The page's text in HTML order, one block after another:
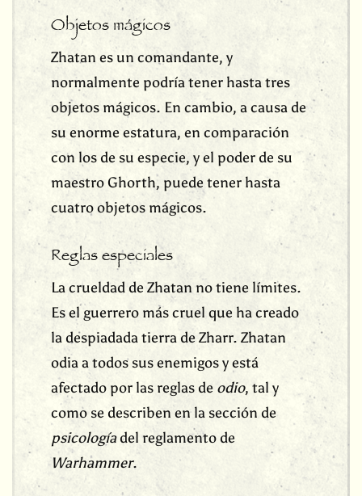
Objetos mágicos
Zhatan es un comandante, y
normalmente podría tener hasta tres
objetos mágicos. En cambio, a causa de
su enorme estatura, en comparación
con los de su especie, y el poder de su
maestro Ghorth, puede tener hasta
cuatro objetos mágicos.
Reglas especiales
La crueldad de Zhatan no tiene límites.
Es el guerrero más cruel que ha creado
la despiadada tierra de Zharr. Zhatan
odia a todos sus enemigos y está
afectado por las reglas de odio, tal y
como se describen en la sección de
psicologíadel reglamento de
Warhammer.